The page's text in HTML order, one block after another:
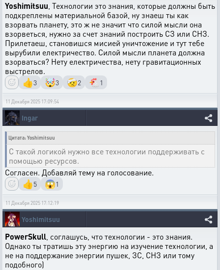
Yoshimitsuu , Технологии это знания, которые должны быть
подкреплены материальной базой, ну знаеш ты как
взорвать планету, это ж не значит что силой мысли она
взорветься, нужно за счет знаний построить СЗ или СНЗ.
Прилетаеш, становишся мисией уничтожение и тут тебе
вырубили електричество. Силой мысли планета должна
взорваться? Нету електричества, нету гравитационных
выстрелов.
👍3 🤯3 🤕2 🐔 1
11 Декабря 2025 17:09:54
Ingar
Цитата: Yoshimitsuu
С такой логикой нужно все технологии поддерживать с
помощью ресурсов.
Согласен. Добавляй тему на голосование.
👍5 😱1
11 Декабря 2025 17:12:19
Yoshimitsuu
PowerSkull , соглашусь, что технологии - это знания.
Однако ты тратишь эту энергию на изучение технологии, а
не на поддержание энергии пушек, ЗС, СНЗ или тому
подобного)